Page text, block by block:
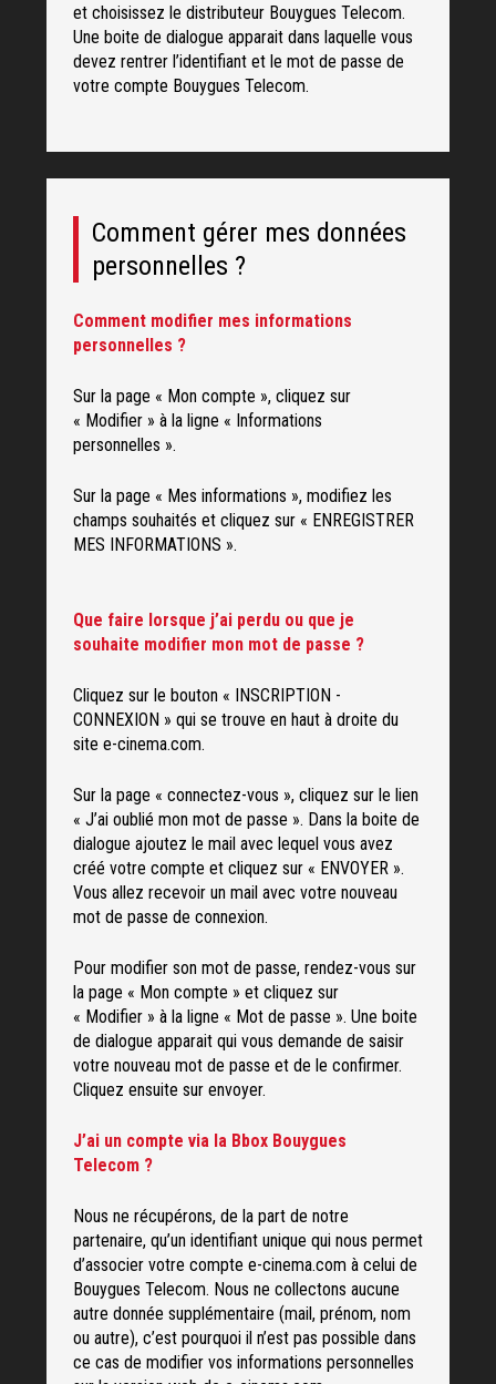
et choisissez le distributeur Bouygues Telecom.
Une boite de dialogue apparait dans laquelle vous
devez rentrer l’identifiant et le mot de passe de
votre compte Bouygues Telecom.
Comment gérer mes données
personnelles ?
Comment modifier mes informations
personnelles ?
Sur la page « Mon compte », cliquez sur
« Modifier » à la ligne « Informations
personnelles ».
Sur la page « Mes informations », modifiez les
champs souhaités et cliquez sur « ENREGISTRER
MES INFORMATIONS ».
Que faire lorsque j’ai perdu ou que je
souhaite modifier mon mot de passe ?
Cliquez sur le bouton « INSCRIPTION -
CONNEXION » qui se trouve en haut à droite du
site e-cinema.com.
Sur la page « connectez-vous », cliquez sur le lien
« J’ai oublié mon mot de passe ». Dans la boite de
dialogue ajoutez le mail avec lequel vous avez
créé votre compte et cliquez sur « ENVOYER ».
Vous allez recevoir un mail avec votre nouveau
mot de passe de connexion.
Pour modifier son mot de passe, rendez-vous sur
la page « Mon compte » et cliquez sur
« Modifier » à la ligne « Mot de passe ». Une boite
de dialogue apparait qui vous demande de saisir
votre nouveau mot de passe et de le confirmer.
Cliquez ensuite sur envoyer.
J’ai un compte via la Bbox Bouygues
Telecom ?
Nous ne récupérons, de la part de notre
partenaire, qu’un identifiant unique qui nous permet
d’associer votre compte e-cinema.com à celui de
Bouygues Telecom. Nous ne collectons aucune
autre donnée supplémentaire (mail, prénom, nom
ou autre), c’est pourquoi il n’est pas possible dans
ce cas de modifier vos informations personnelles